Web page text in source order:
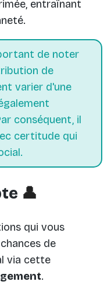
entraînant
de noter
de
varier d'une
conséquent, il
certitude qui
👤
qui vous
de
via cette
.